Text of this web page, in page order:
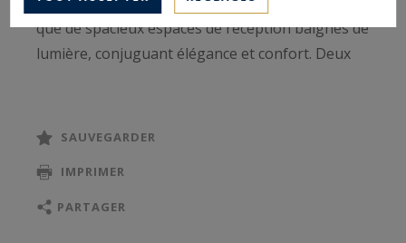
que de spacieux espaces de réception baignés de
lumière, conjuguant élégance et confort. Deux
harmonie dans cet écrin de verdure, invitant à la
détente et à la douceur de vivre
SAUVEGARDER
IMPRIMER
PARTAGER